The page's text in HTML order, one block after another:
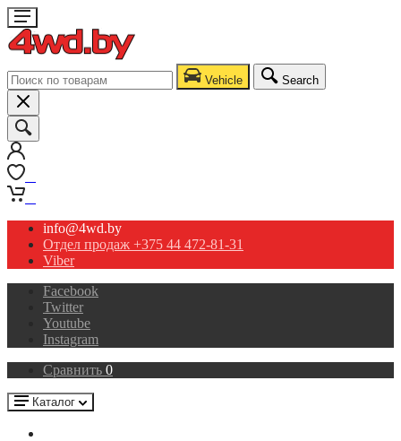
Vehicle Search
info@4wd.by
Отдел продаж +375 44 472-81-31
Viber
Facebook
Twitter
Youtube
Instagram
Сравнить 0
Каталог